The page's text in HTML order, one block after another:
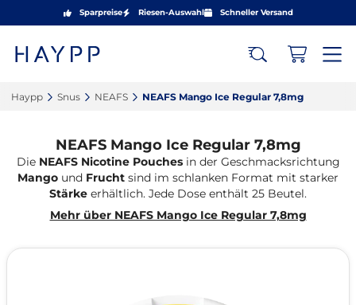
Sparpreise Riesen-Auswahl Schneller Versand
Haypp‎ Snus‎ NEAFS‎ NEAFS Mango Ice Regular 7,8mg‎
NEAFS Mango Ice Regular 7,8mg
Die NEAFS Nicotine Pouchesin der Geschmacksrichtung
Mango und Frucht sind im schlanken Format mit starker
Stärke erhältlich. Jede Dose enthält 25 Beutel.
Mehr über NEAFS Mango Ice Regular 7,8mg